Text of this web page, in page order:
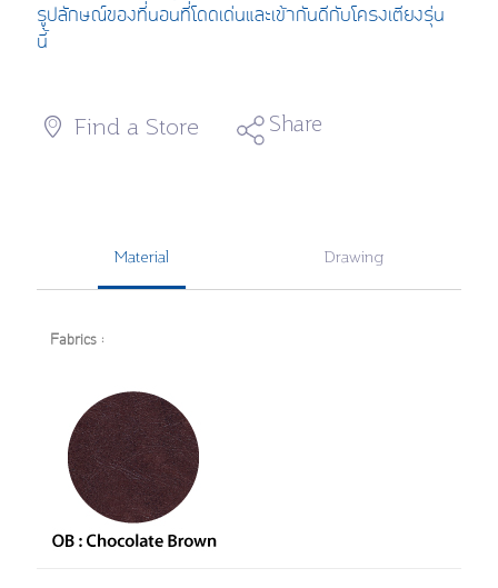
รูปลักษณ์ของที่นอนที่โดดเด่นและเข้ากันดีกับโครงเตียงรุ่น
นี้
Find a Store Share
Material Drawing
Fabrics :